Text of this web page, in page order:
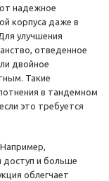
надежное
корпуса даже в
улучшения
отведенное
двойное
Такие
в тандемном
это требуется
доступ и больше
облегчает